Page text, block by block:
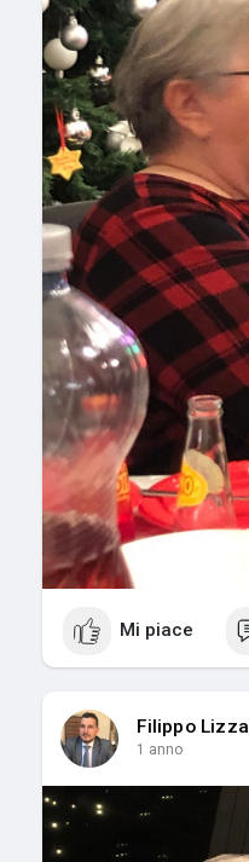
Mi piace
Filippo Lizza
1 anno